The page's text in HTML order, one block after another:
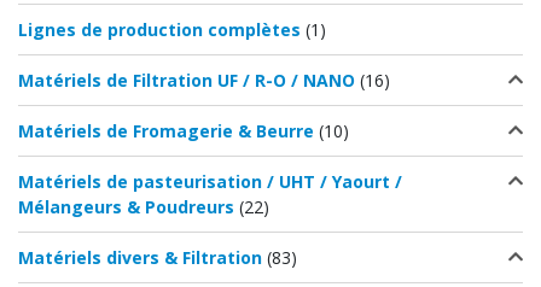
Lignes de production complètes (1)
Matériels de Filtration UF / R-O / NANO (16)
Matériels de Fromagerie & Beurre (10)
Matériels de pasteurisation / UHT / Yaourt /
Mélangeurs & Poudreurs (22)
Matériels divers & Filtration (83)